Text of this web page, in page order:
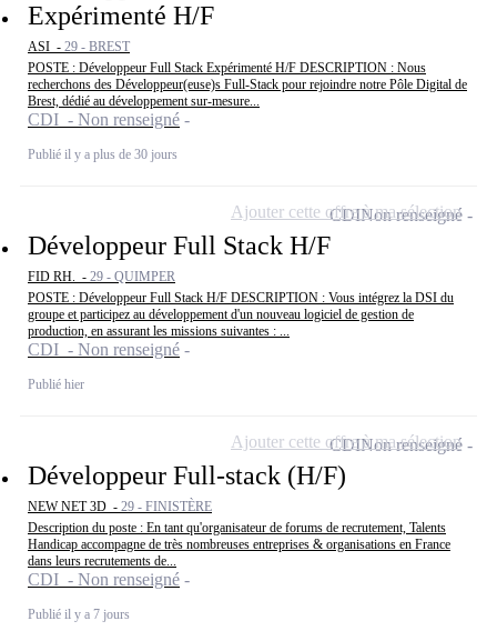
Expérimenté H/F
ASI - 29 - BREST
POSTE : Développeur Full Stack Expérimenté H/F DESCRIPTION : Nous
recherchons des Développeur(euse)s Full-Stack pour rejoindre notre Pôle Digital de
Brest, dédié au développement sur-mesure...
CDI - Non renseigné
Publié il y a plus de 30 jours
Développeur Full Stack H/F
FID RH. - 29 - QUIMPER
POSTE : Développeur Full Stack H/F DESCRIPTION : Vous intégrez la DSI du
groupe et participez au développement d'un nouveau logiciel de gestion de
production, en assurant les missions suivantes : ...
CDI - Non renseigné
Publié hier
CDINon renseigné
Ajouter cette offre à ma sélection
Développeur Full-stack (H/F)
NEW NET 3D - 29 - FINISTÈRE
Description du poste : En tant qu'organisateur de forums de recrutement, Talents
Handicap accompagne de très nombreuses entreprises & organisations en France
dans leurs recrutements de...
CDI - Non renseigné
Publié il y a 7 jours
CDINon renseigné
Ajouter cette offre à ma sélection